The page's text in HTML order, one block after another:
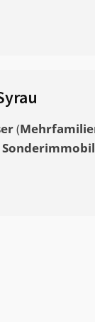
(